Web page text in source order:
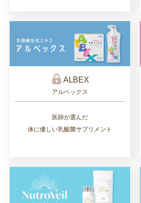
ALBEX
アルベックス
医師が選んだ
体に優しい乳酸菌サプリメント